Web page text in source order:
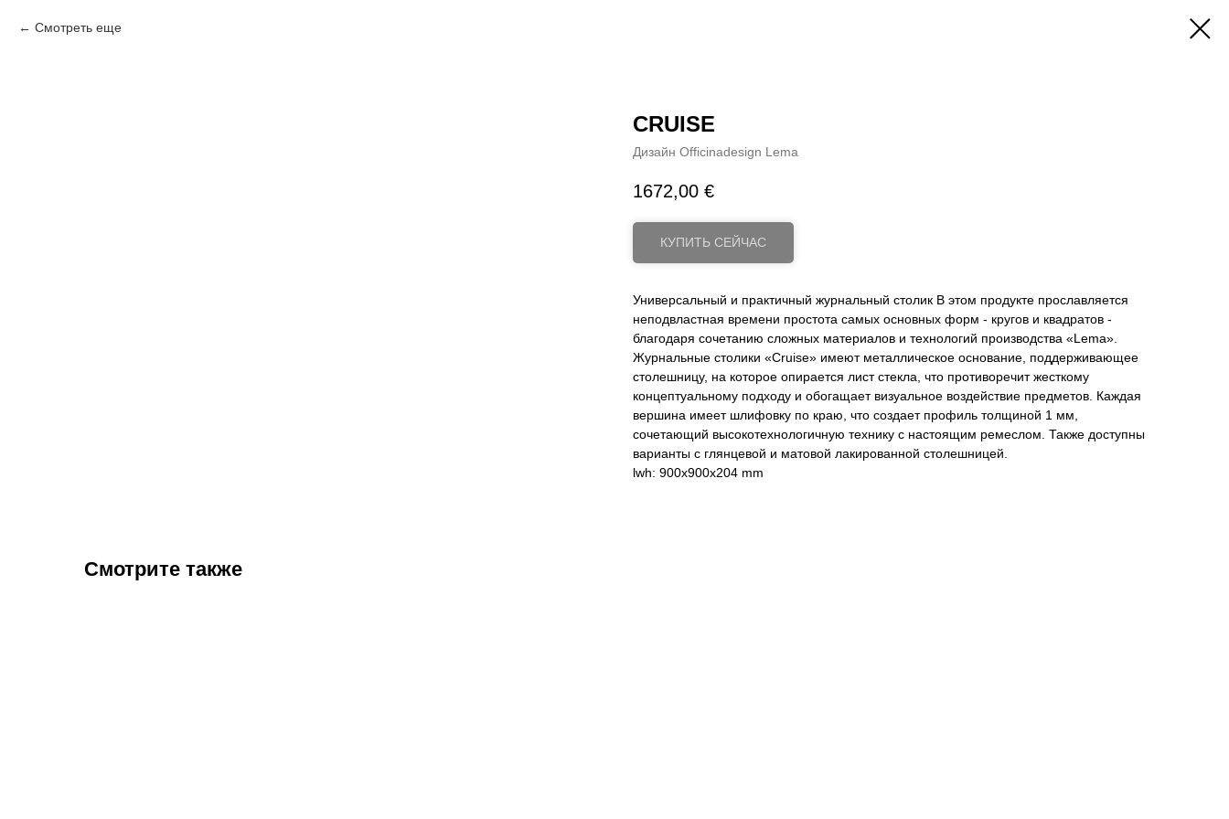
Смотреть еще
CRUISE
Дизайн Officinadesign Lema
1672,00 €
КУПИТЬ СЕЙЧАС
Универсальный и практичный журнальный столик В этом продукте прославляется
неподвластная времени простота самых основных форм - кругов и квадратов -
благодаря сочетанию сложных материалов и технологий производства «Lema».
Журнальные столики «Cruise» имеют металлическое основание, поддерживающее
столешницу, на которое опирается лист стекла, что противоречит жесткому
концептуальному подходу и обогащает визуальное воздействие предметов. Каждая
вершина имеет шлифовку по краю, что создает профиль толщиной 1 мм,
сочетающий высокотехнологичную технику с настоящим ремеслом. Также доступны
варианты с глянцевой и матовой лакированной столешницей.
lwh: 900x900x204 mm
Смотрите также